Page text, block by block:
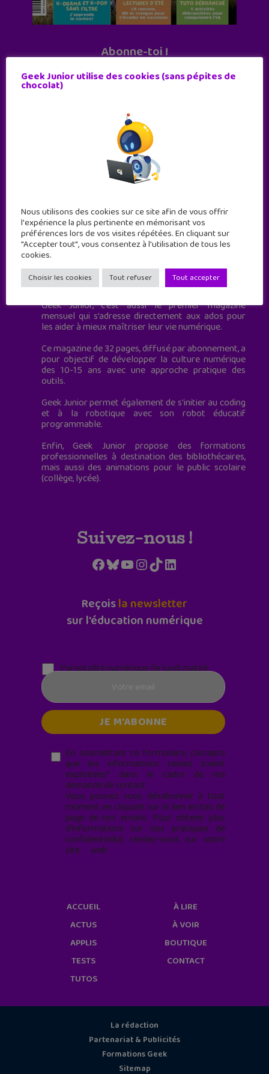
Abonne-toi !
11 numéros par an
Geek Junior est le premier site de culture numérique
à destination des adolescents.
Geek Junior, c’est aussi le premier magazine
mensuel qui s’adresse directement aux ados pour
les aider à mieux maîtriser leur vie numérique.
Ce magazine de 32 pages, diffusé par abonnement, a
pour objectif de développer la culture numérique
des 10-15 ans avec une approche pratique des
outils.
Geek Junior permet également de s'initier au coding
et à la robotique avec son robot éducatif
programmable.
Enfin, Geek Junior propose des formations
professionnelles à destination des bibliothécaires,
mais aussi des animations pour le public scolaire
(collège, lycée).
Suivez-nous !
Facebook
Bluesky
YouTube
Instagram
TikTokLinkedIn
Reçoisla newsletter
sur l'éducation numérique
Parentalité numérique (le lundi matin)
En soumettant ce formulaire, j’accepte
que les informations saisies soient
exploitées* dans le cadre de ma
demande de contact.
Vous pouvez vous désabonner à tout
moment en cliquant sur le lien en bas de
page de nos emails. Pour obtenir plus
d'informations sur nos pratiques de
confidentialité, rendez-vous sur notre
site web
Geek Junior utilise des cookies (sans pépites de
chocolat)
Nous utilisons des cookies sur ce site afin de vous offrir
l'expérience la plus pertinente en mémorisant vos
préférences lors de vos visites répétées. En cliquant sur
"Accepter tout", vous consentez à l'utilisation de tous les
cookies.
Choisir les cookies Tout refuser Tout accepter
ACCUEIL
ACTUS
APPLIS
TESTS
TUTOS
À LIRE
À VOIR
BOUTIQUE
CONTACT
La rédaction
Partenariat & Publicités
Formations Geek
Sitemap